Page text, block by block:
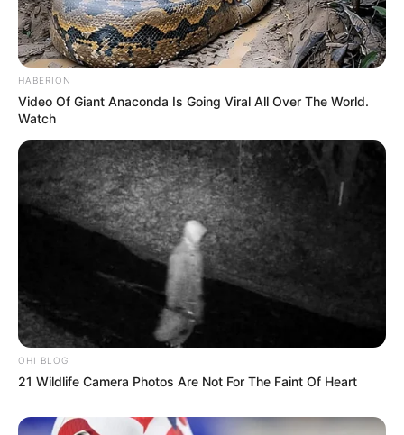
TAGS
ΒΛΑΧΙΑ
ΠΑΡΑΛΙΕΣ ΕΥΒΟΙΑΣ
HABERION
Video Of Giant Anaconda Is Going Viral All Over The World.
Watch
OHI BLOG
21 Wildlife Camera Photos Are Not For The Faint Of Heart